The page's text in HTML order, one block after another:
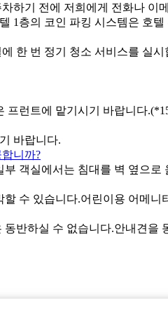
하기 전에 저희에게 전화나
1층의 코인 파킹 시스템은 호
한 번 정기 청소 서비스를 실
런트에 맡기시기 바랍니다
바랍니다.
니까?
객실에서는 침대를 벽 옆으
수 있습니다.어린이용 어메니
반하실 수 없습니다.안내견